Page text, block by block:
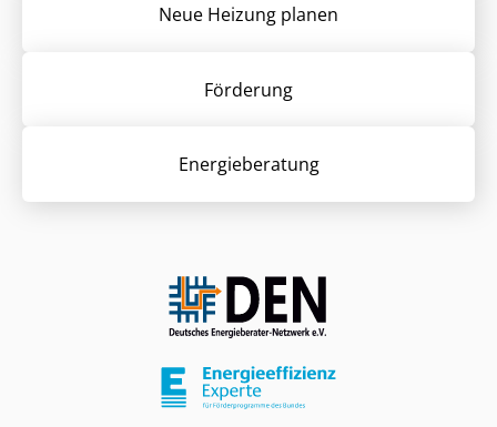
Neue Heizung planen
Förderung
Energieberatung